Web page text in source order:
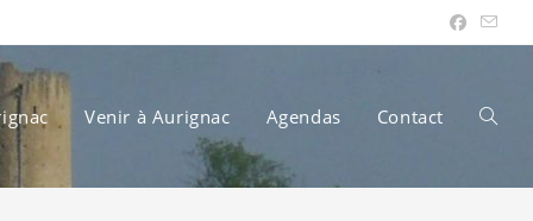
Venir à Aurignac Agendas Contact Toggle